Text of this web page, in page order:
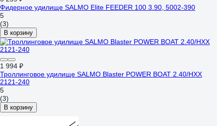
Фидерное удилище SALMO Elite FEEDER 100 3.90, 5002-390
5
(3)
В корзину
1 994 ₽
Троллинговое удилище SALMO Blaster POWER BOAT 2.40/HXX
2121-240
5
(3)
В корзину